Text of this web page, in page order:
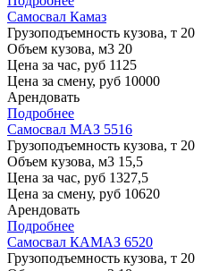
Самосвал Камаз
Грузоподъемность кузова, т 20
Объем кузова, м3 20
Цена за час, руб 1125
Цена за смену, руб 10000
Арендовать
Подробнее
Самосвал МАЗ 5516
Грузоподъемность кузова, т 20
Объем кузова, м3 15,5
Цена за час, руб 1327,5
Цена за смену, руб 10620
Арендовать
Подробнее
Самосвал КАМАЗ 6520
Грузоподъемность кузова, т 20